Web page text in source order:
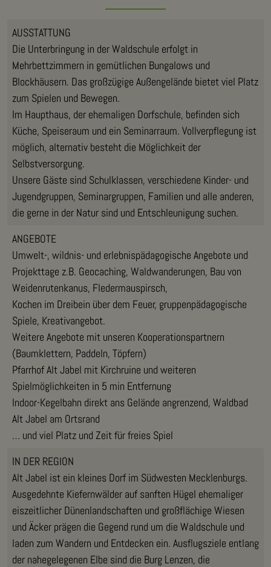
AUSSTATTUNG
Die Unterbringung in der Waldschule erfolgt in
Mehrbettzimmern in gemütlichen Bungalows und
Blockhäusern. Das großzügige Außengelände bietet viel Platz
zum Spielen und Bewegen.
Im Haupthaus, der ehemaligen Dorfschule, befinden sich
Küche, Speiseraum und ein Seminarraum. Vollverpflegung ist
möglich, alternativ besteht die Möglichkeit der
Selbstversorgung.
Unsere Gäste sind Schulklassen, verschiedene Kinder- und
Jugendgruppen, Seminargruppen, Familien und alle anderen,
die gerne in der Natur sind und Entschleunigung suchen.
ANGEBOTE
Umwelt-, wildnis- und erlebnispädagogische Angebote und
Projekttage z.B. Geocaching, Waldwanderungen, Bau von
Weidenrutenkanus, Fledermauspirsch,
Kochen im Dreibein über dem Feuer, gruppenpädagogische
Spiele, Kreativangebot.
Weitere Angebote mit unseren Kooperationspartnern
(Baumklettern, Paddeln, Töpfern)
Pfarrhof Alt Jabel mit Kirchruine und weiteren
Spielmöglichkeiten in 5 min Entfernung
Indoor-Kegelbahn direkt ans Gelände angrenzend, Waldbad
Alt Jabel am Ortsrand
… und viel Platz und Zeit für freies Spiel
IN DER REGION
Alt Jabel ist ein kleines Dorf im Südwesten Mecklenburgs.
Ausgedehnte Kiefernwälder auf sanften Hügel ehemaliger
eiszeitlicher Dünenlandschaften und großflächige Wiesen
und Äcker prägen die Gegend rund um die Waldschule und
laden zum Wandern und Entdecken ein. Ausflugsziele entlang
der nahegelegenen Elbe sind die Burg Lenzen, die